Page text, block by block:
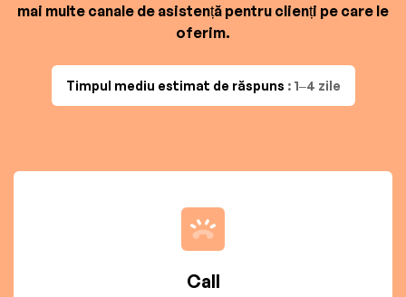
mai multe canale de asistență pentru clienți pe care le
oferim.
Timpul mediu estimat de răspuns : 1–4 zile
Call